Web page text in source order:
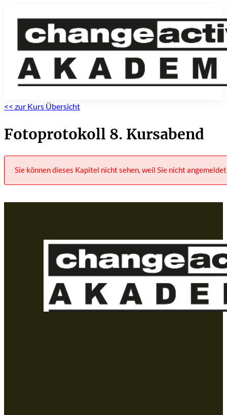
<< zur Kurs Übersicht
Fotoprotokoll 8. Kursabend
Sie können dieses Kapitel nicht sehen, weil Sie nicht